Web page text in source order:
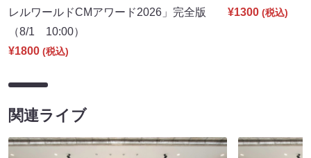
レルワールドCMアワード2026」完全版
（8/1 10:00）
¥1800 (税込)
¥1300 (税込)
関連ライブ